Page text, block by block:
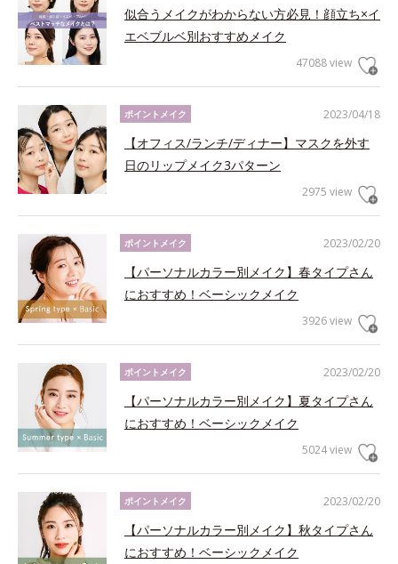
似合うメイクがわからない方必見！顔立ち×イ
エベブルベ別おすすめメイク
47088 view
2023/04/18
ポイントメイク
【オフィス/ランチ/ディナー】マスクを外す
日のリップメイク3パターン
2975 view
2023/02/20
ポイントメイク
【パーソナルカラー別メイク】春タイプさん
におすすめ！ベーシックメイク
3926 view
2023/02/20
ポイントメイク
【パーソナルカラー別メイク】夏タイプさん
におすすめ！ベーシックメイク
5024 view
2023/02/20
ポイントメイク
【パーソナルカラー別メイク】秋タイプさん
におすすめ！ベーシックメイク